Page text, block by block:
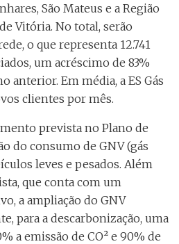
São Mateus e a Região
Vitória. No total, serão
o que representa 12.741
um acréscimo de 83%
anterior. Em média, a ES Gás
clientes por mês.
prevista no Plano de
do consumo de GNV (gás
leves e pesados. Além
que conta com um
a ampliação do GNV
para a descarbonização, uma
a emissão de CO² e 90% de